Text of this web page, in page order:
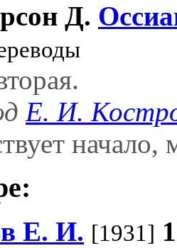
Д.
Е. И.
Е. И. [1931]